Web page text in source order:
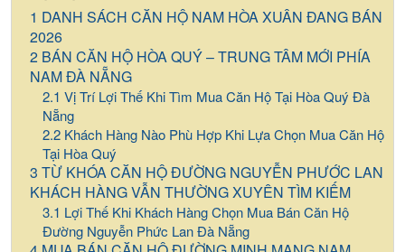
DANH SÁCH CĂN HỘ NAM HÒA XUÂN ĐANG BÁN
2026
BÁN CĂN HỘ HÒA QUÝ – TRUNG TÂM MỚI PHÍA
NAM ĐÀ NẴNG
Vị Trí Lợi Thế Khi Tìm Mua Căn Hộ Tại Hòa Quý Đà
Nẵng
Khách Hàng Nào Phù Hợp Khi Lựa Chọn Mua Căn Hộ
Tại Hòa Quý
TỪ KHÓA CĂN HỘ ĐƯỜNG NGUYỄN PHƯỚC LAN
KHÁCH HÀNG VẪN THƯỜNG XUYÊN TÌM KIẾM
Lợi Thế Khi Khách Hàng Chọn Mua Bán Căn Hộ
Đường Nguyễn Phức Lan Đà Nẵng